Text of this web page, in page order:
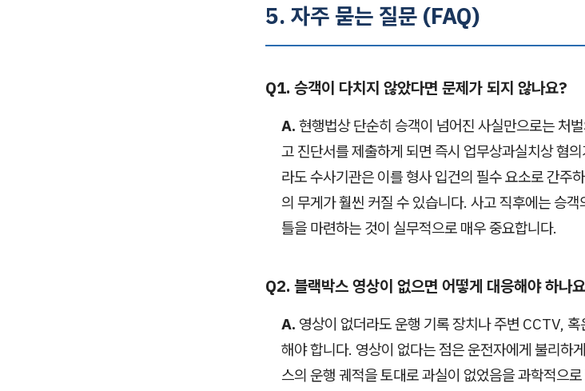
5. 자주 묻는 질문 (FAQ)
Q1. 승객이 다치지 않았다면 문제가 되지 않나요?
A. 현행법상 단순히 승객이 넘어진 사실만으로는 처
고 진단서를 제출하게 되면 즉시 업무상과실치상 혐
라도 수사기관은 이를 형사 입건의 필수 요소로 간주
의 무게가 훨씬 커질 수 있습니다. 사고 직후에는 승
틀을 마련하는 것이 실무적으로 매우 중요합니다.
Q2. 블랙박스 영상이 없으면 어떻게 대응해야 하나
A. 영상이 없더라도 운행 기록 장치나 주변 CCTV,
해야 합니다. 영상이 없다는 점은 운전자에게 불리하
스의 운행 궤적을 토대로 과실이 없었음을 과학적으